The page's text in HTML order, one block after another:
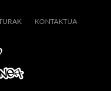
KONTAKTUA